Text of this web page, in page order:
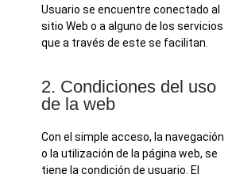
Usuario se encuentre conectado al
sitio Web o a alguno de los servicios
que a través de este se facilitan.
2. Condiciones del uso
de la web
Con el simple acceso, la navegación
o la utilización de la página web, se
tiene la condición de usuario. El